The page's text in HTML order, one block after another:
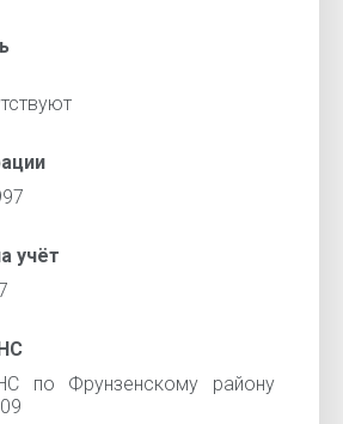
учёт
по Фрунзенскому району